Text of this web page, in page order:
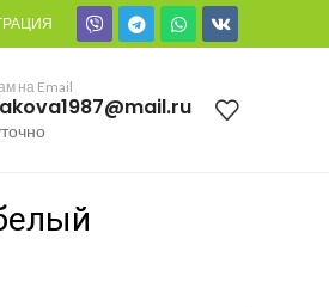
на Email